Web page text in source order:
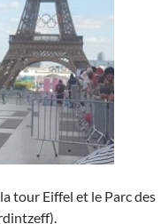
tour Eiffel et le Parc des